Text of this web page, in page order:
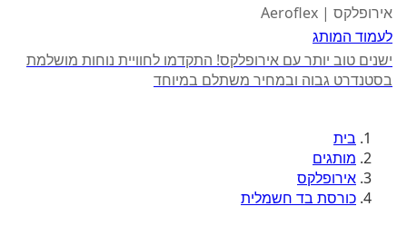
אירופלקס | Aeroflex
לעמוד המותג
ישנים טוב יותר עם אירופלקס! התקדמו לחוויית נוחות מושלמת
בסטנדרט גבוה ובמחיר משתלם במיוחד
בית
מותגים
אירופלקס
כורסת בד חשמלית